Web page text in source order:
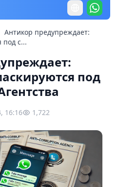
Антикор предупреждает:
с...
под
16:16 1,722